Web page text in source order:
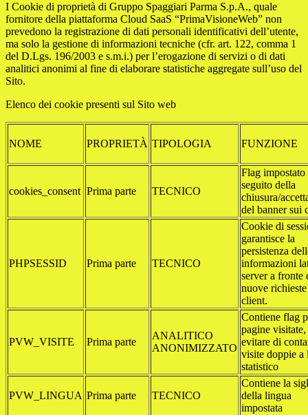
I Cookie di proprietà di Gruppo Spaggiari Parma S.p.A., quale
fornitore della piattaforma Cloud SaaS “PrimaVisioneWeb” non
prevedono la registrazione di dati personali identificativi dell’utente,
ma solo la gestione di informazioni tecniche (cfr. art. 122, comma 1
del D.Lgs. 196/2003 e s.m.i.) per l’erogazione di servizi o di dati
analitici anonimi al fine di elaborare statistiche aggregate sull’uso del
Sito.
Elenco dei cookie presenti sul Sito web
NOME PROPRIETÀ TIPOLOGIA FUNZIONE
cookies_consent Prima parte TECNICO
Flag impostato
seguito della
chiusura/
del banner sui
PHPSESSID Prima parte TECNICO
Cookie di
garantisce la
persistenza
informazioni
server a fronte
nuove
client.
PVW_VISITE Prima parte
ANALITICO
ANONIMIZZATO
Contiene flag
pagine visitate,
evitare di
visite doppie a
statistico
PVW_LINGUA Prima parte TECNICO
Contiene la
della lingua
impostata